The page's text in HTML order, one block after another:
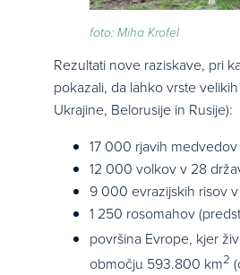
foto: Miha Krofel
Rezultati nove raziskave, pri
pokazali, da lahko vrste
Ukrajine, Belorusije in Rusije):
17 000 rjavih
12 000 volkov v 28
9 000 evrazijskih risov
1 250 rosomahov
površina Evrope, kjer
območju 593.800 km2